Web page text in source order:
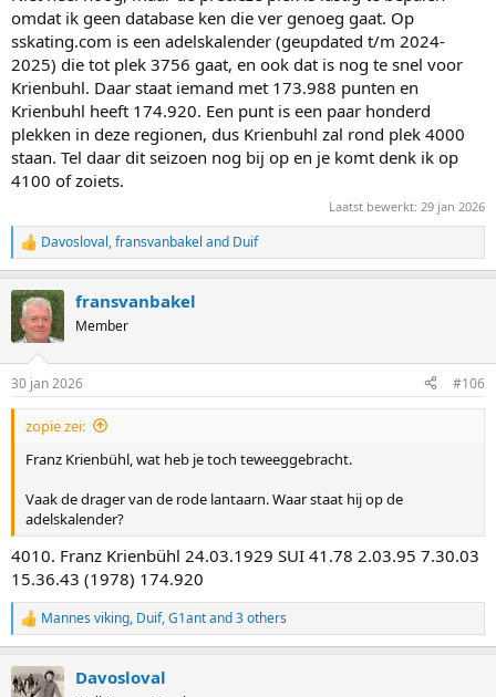
omdat ik geen database ken die ver genoeg gaat. Op
sskating.com is een adelskalender (geupdated t/m 2024-
2025) die tot plek 3756 gaat, en ook dat is nog te snel voor
Krienbuhl. Daar staat iemand met 173.988 punten en
Krienbuhl heeft 174.920. Een punt is een paar honderd
plekken in deze regionen, dus Krienbuhl zal rond plek 4000
staan. Tel daar dit seizoen nog bij op en je komt denk ik op
4100 of zoiets.
Laatst bewerkt: 29 jan 2026
R
e
c
t
i
s
:
Davosloval,fransvanbakel and Duif
fransvanbakel
Member
30 jan 2026 #106
zopie zei:
Franz Krienbühl, wat heb je toch teweeggebracht.
Vaak de drager van de rode lantaarn. Waar staat hij op de
adelskalender?
4010. Franz Krienbühl 24.03.1929 SUI 41.78 2.03.95 7.30.03
15.36.43 (1978) 174.920
R
e
c
Mannes viking, Duif,G1antand 3 others
Davosloval